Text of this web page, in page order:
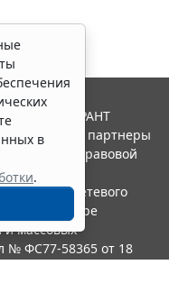
в
.
Система ГАРАНТ
"Гарант" и ее партнеры
правовой
качестве сетевого
в сфере
и массовых
№ ФС77-58365 от 18